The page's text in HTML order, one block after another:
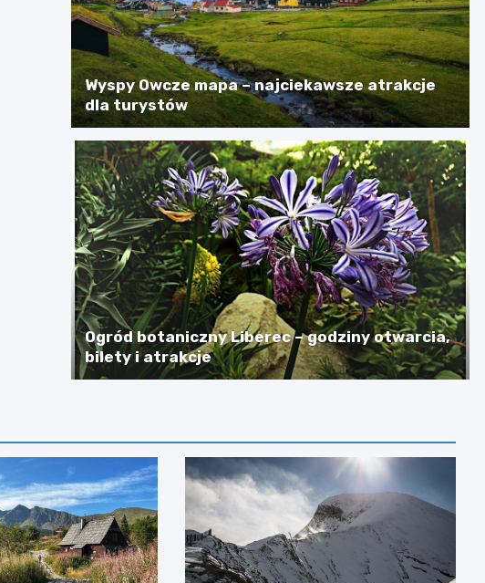
Wyspy Owcze mapa – najciekawsze atrakcje
dla turystów
Ogród botaniczny Liberec – godziny otwarcia,
bilety i atrakcje